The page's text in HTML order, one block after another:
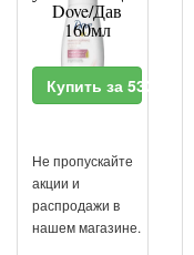
Dove/Дав
160мл
Купить за 533 RUR
Не пропускайте
акции и
распродажи в
нашем магазине.